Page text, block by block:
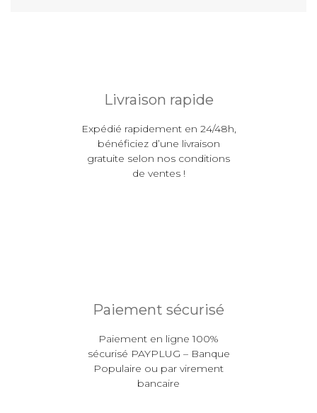
Livraison rapide
Expédié rapidement en 24/48h,
bénéficiez d’une livraison
gratuite selon nos conditions
de ventes !
Paiement sécurisé
Paiement en ligne 100%
sécurisé PAYPLUG – Banque
Populaire ou par virement
bancaire